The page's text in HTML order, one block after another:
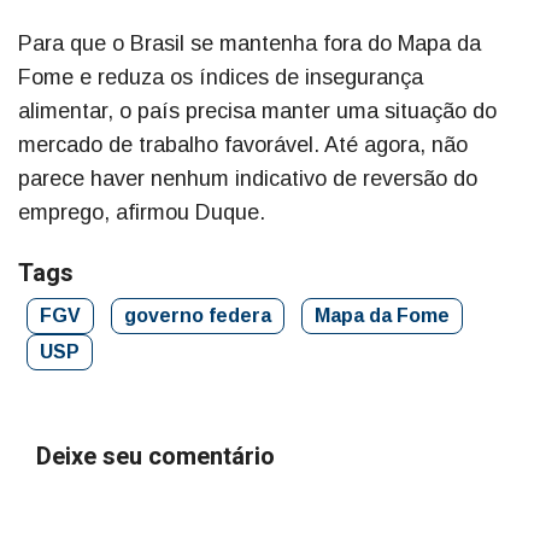
Para que o Brasil se mantenha fora do Mapa da
Fome e reduza os índices de insegurança
alimentar, o país precisa manter uma situação do
mercado de trabalho favorável. Até agora, não
parece haver nenhum indicativo de reversão do
emprego, afirmou Duque.
Tags
FGV governo federa
Mapa da Fome
USP
Deixe seu comentário